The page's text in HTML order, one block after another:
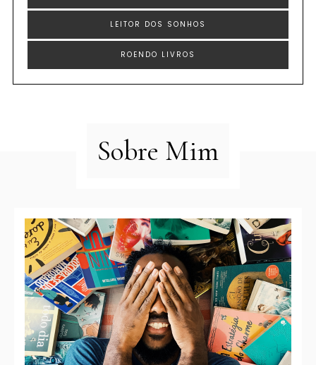
LEITOR DOS SONHOS
ROENDO LIVROS
Sobre Mim